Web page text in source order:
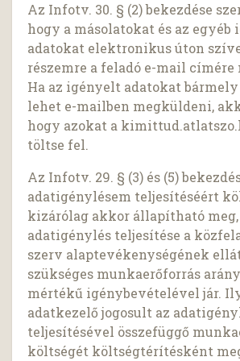
Az Infotv. 30. § (2) bekezdése
hogy a másolatokat és az egyéb
adatokat elektronikus úton
részemre a feladó e-mail
Ha az igényelt adatokat
lehet e-mailben megküldeni,
hogy azokat a
töltse fel.
Az Infotv. 29. § (3) és (5)
adatigénylésem teljesítéséért
kizárólag akkor állapítható meg,
adatigénylés teljesítése a
szerv alaptevékenységének
szükséges munkaerőforrás
mértékű igénybevételével jár.
adatkezelő jogosult az
teljesítésével összefüggő
költségét költségtérítésként